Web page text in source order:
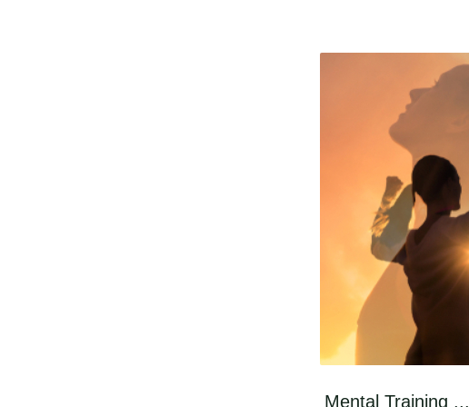
Mental Training ...